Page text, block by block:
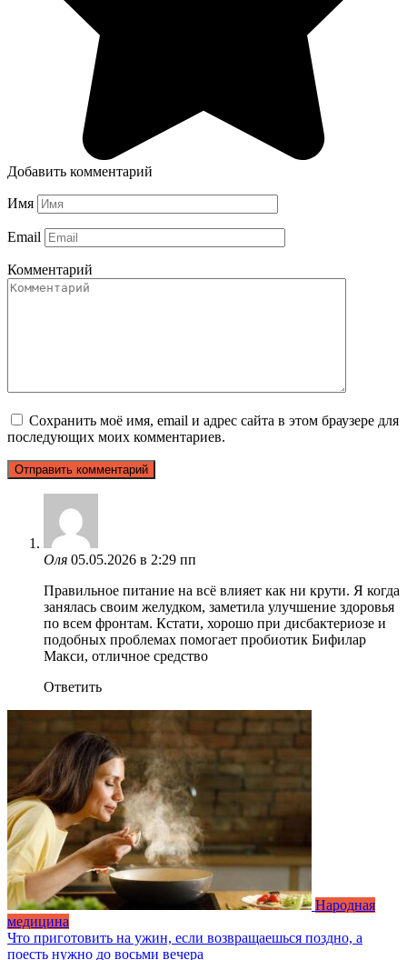
Добавить комментарий
Имя
Email
Комментарий
Сохранить моё имя, email и адрес сайта в этом браузере для
последующих моих комментариев.
Оля 05.05.2026 в 2:29 пп
Правильное питание на всё влияет как ни крути. Я когда
занялась своим желудком, заметила улучшение здоровья
по всем фронтам. Кстати, хорошо при дисбактериозе и
подобных проблемах помогает пробиотик Бифилар
Макси, отличное средство
Ответить
Народная
медицина
Что приготовить на ужин, если возвращаешься поздно, а
поесть нужно до восьми вечера